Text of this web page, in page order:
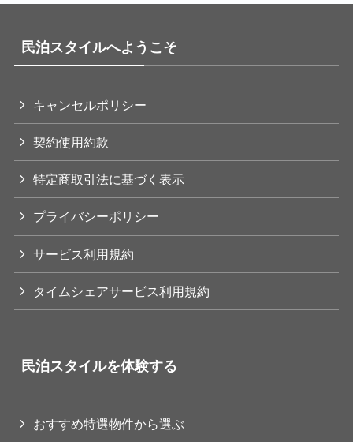
民泊スタイルへようこそ
キャンセルポリシー
契約使用約款
特定商取引法に基づく表示
プライバシーポリシー
サービス利用規約
タイムシェアサービス利用規約
民泊スタイルを体験する
おすすめ特選物件から選ぶ